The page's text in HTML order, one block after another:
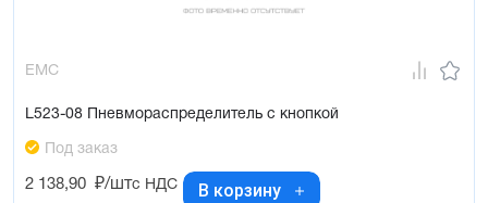
EMC
L523-08 Пневмораспределитель с кнопкой
Под заказ
2 138,90 ₽/штс НДС В корзину